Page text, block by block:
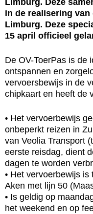
Limburg. Deze
in de realisering van
Limburg. Deze
15 april officieel
De OV-ToerPas is de
ontspannen en
vervoersbewijs in de
chipkaart en heeft de
• Het vervoerbewijs
onbeperkt reizen in
van Veolia Transport
eerste reisdag, dient
dagen te worden
• Het vervoerbewijs
Aken met lijn 50
• Is geldig op
het weekend en op